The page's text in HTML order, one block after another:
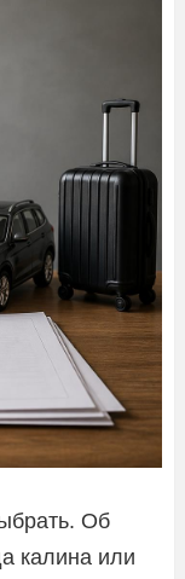
Об
калина или